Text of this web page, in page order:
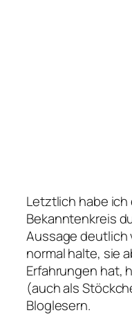
Letztlich habe ich
Bekanntenkreis
Aussage deutlich
normal halte, sie
Erfahrungen hat,
(auch als
Bloglesern.